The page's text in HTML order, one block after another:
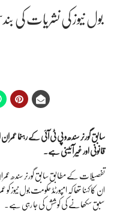
بول نیوز کی نشریات کی
سابق گورنر سندھ و پی ٹی آئی کے رہنما
قانونی اور غیر آئینی ہے۔
تفصیلات کے مطابق سابق گورنر سندھ
ان کا کہنا تھا کہ امپورٹڈ حکومت بول
سبق سکھانے کی کوشش کی جا رہی ہے۔